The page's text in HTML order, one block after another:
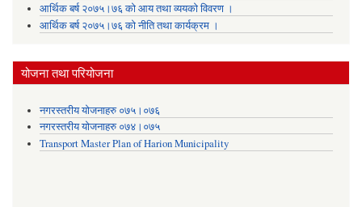
आर्थिक बर्ष २०७५।७६ को आय तथा व्ययकाे विवरण ।
आर्थिक बर्ष २०७५।७६ को नीति तथा कार्यक्रम ।
योजना तथा परियोजना
नगरस्तरीय योजनाहरु ०७५।०७६
नगरस्तरीय योजनाहरु ०७४।०७५
Transport Master Plan of Harion Municipality